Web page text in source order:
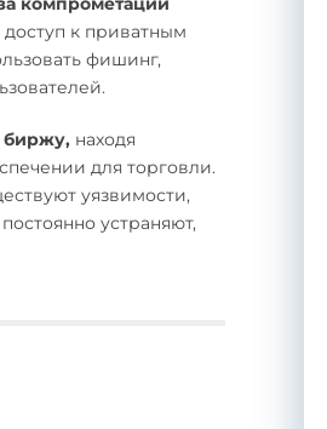
доступ к приватным
фишинг,
биржу, находя
для торговли.
уязвимости,
устраняют,